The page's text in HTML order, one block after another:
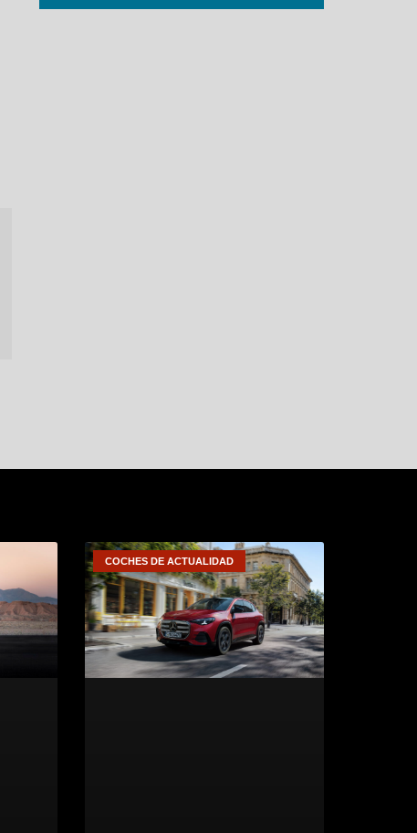
COCHES DE ACTUALIDAD